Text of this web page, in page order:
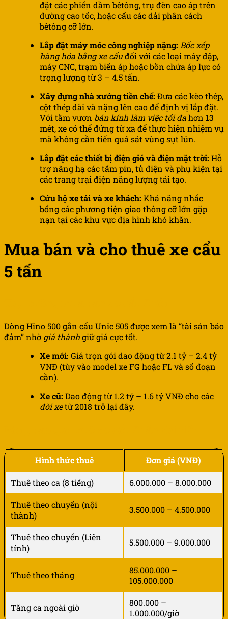
đặt các phiến dầm bêtông, trụ đèn cao áp trên
đường cao tốc, hoặc cẩu các dải phân cách
bêtông cỡ lớn.
Lắp đặt máy móc công nghiệp nặng: Bốc xếp
hàng hóa bằng xe cẩuđối với các loại máy dập,
máy CNC, trạm biến áp hoặc bồn chứa áp lực có
trọng lượng từ 3 – 4.5 tấn.
Xây dựng nhà xưởng tiền chế: Đưa các kèo thép,
cột thép dài và nặng lên cao để định vị lắp đặt.
Với tầm vươn bán kính làm việc tối đahơn 13
mét, xe có thể đứng từ xa để thực hiện nhiệm vụ
mà không cần tiến quá sát vùng sụt lún.
Lắp đặt các thiết bị điện gió và điện mặt trời: Hỗ
trợ nâng hạ các tấm pin, tủ điện và phụ kiện tại
các trang trại điện năng lượng tái tạo.
Cứu hộ xe tải và xe khách: Khả năng nhấc
bổng các phương tiện giao thông cỡ lớn gặp
nạn tại các khu vực địa hình khó khăn.
Mua bán và cho thuê xe cẩu
5 tấn
Dòng Hino 500 gắn cẩu Unic 505 được xem là “tài sản bảo
đảm” nhờ giá thànhgiữ giá cực tốt.
Xe mới: Giá trọn gói dao động từ 2.1 tỷ – 2.4 tỷ
VNĐ (tùy vào model xe FG hoặc FL và số đoạn
cần).
Xe cũ: Dao động từ 1.2 tỷ – 1.6 tỷ VNĐ cho các
đời xetừ 2018 trở lại đây.
Hình thức thuê Đơn giá (VNĐ)
Thuê theo ca (8 tiếng) 6.000.000 – 8.000.000
Thuê theo chuyến (nội
thành)
3.500.000 – 4.500.000
Thuê theo chuyến (Liên
tỉnh)
5.500.000 – 9.000.000
Thuê theo tháng
85.000.000 –
105.000.000
Tăng ca ngoài giờ
800.000 –
1.000.000/giờ